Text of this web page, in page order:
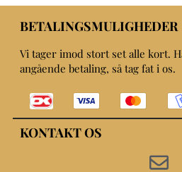
BETALINGSMULIGHEDER
Vi tager imod stort set alle kort.
angående betaling, så tag fat i os.
KONTAKT OS